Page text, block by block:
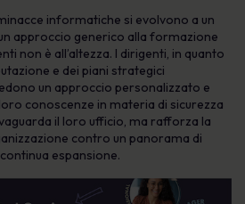
informatiche si evolvono a un
approccio generico alla formazione
non è all’altezza. I dirigenti, in quanto
e dei piani strategici
un approccio personalizzato e
conoscenze in materia di sicurezza
il loro ufficio, ma rafforza la
contro un panorama di
espansione.